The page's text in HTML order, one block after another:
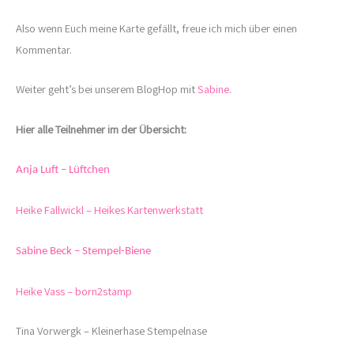
Also wenn Euch meine Karte gefällt, freue ich mich über einen
Kommentar.
Weiter geht’s bei unserem BlogHop mitSabine.
Hier alle Teilnehmer im der Übersicht:
Anja Luft – Lüftchen
Heike Fallwickl – Heikes Kartenwerkstatt
Sabine Beck – Stempel-Biene
Heike Vass – born2stamp
Tina Vorwergk – Kleinerhase Stempelnase